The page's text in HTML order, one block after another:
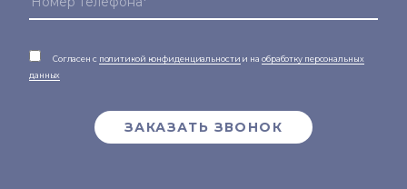
Согласен с политикой конфиденциальности и на обработку персональных
данных
ЗАКАЗАТЬ ЗВОНОК